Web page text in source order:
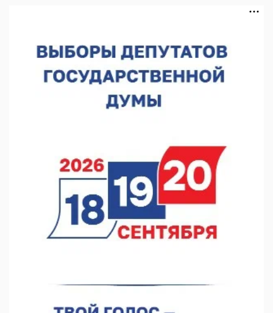
пожарного
07.08.2026 12:15
В Нижнем Новгороде прошло совещание Росгвардии
07.08.2026 12:04